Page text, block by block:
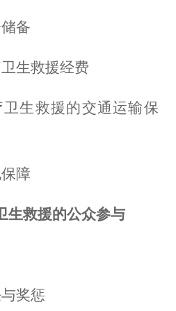
备
生救援经费
卫生救援的交通运输保
障
生救援的公众参与
奖惩